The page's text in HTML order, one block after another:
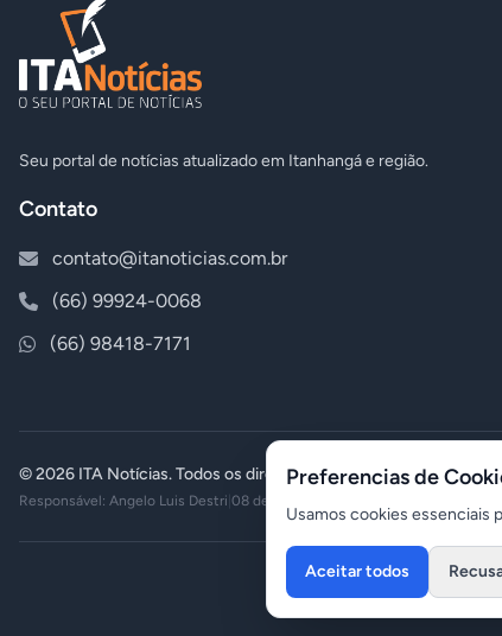
Seu portal de notícias atualizado em Itanhangá e região.
Contato
contato@itanoticias.com.br
(66) 99924-0068
(66) 98418-7171
© 2026 ITA Notícias. Todos os direitos reservados.
Responsável: Angelo Luis Destri 08 de agosto de 2026 - 06:04
Preferencias de
Usamos cookies essenciais
Aceitar todos